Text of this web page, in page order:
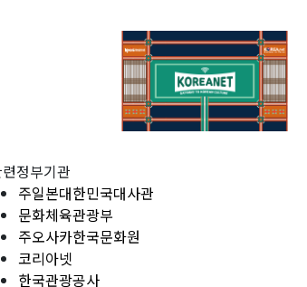
정부기관
주일본대한민국대사관
문화체육관광부
주오사카한국문화원
코리아넷
한국관광공사